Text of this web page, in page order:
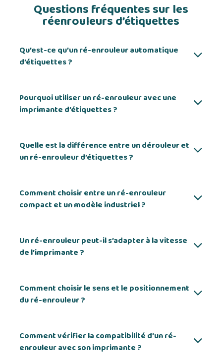
Questions fréquentes sur les
réenrouleurs d’étiquettes
Qu’est-ce qu’un ré-enrouleur automatique
d’étiquettes ?
Pourquoi utiliser un ré-enrouleur avec une
imprimante d’étiquettes ?
Quelle est la différence entre un dérouleur et
un ré-enrouleur d’étiquettes ?
Comment choisir entre un ré-enrouleur
compact et un modèle industriel ?
Un ré-enrouleur peut-il s’adapter à la vitesse
de l’imprimante ?
Comment choisir le sens et le positionnement
du ré-enrouleur ?
Comment vérifier la compatibilité d’un ré-
enrouleur avec son imprimante ?